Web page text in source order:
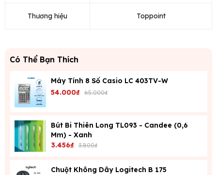
Thương hiệu Toppoint
Có Thể Bạn Thích
Máy Tính 8 Số Casio LC 403TV-W
54.000₫ 65.000₫
Bút Bi Thiên Long TL093 - Candee (0,6
Mm) - Xanh
3.456₫ 3.800₫
Chuột Không Dây Logitech B 175